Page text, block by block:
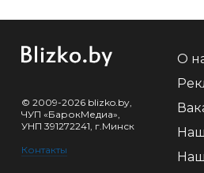
© 2009-2026 blizko.by,
ЧУП «БарокМедиа»,
УНП 391272241, г.Минск
Контакты
О